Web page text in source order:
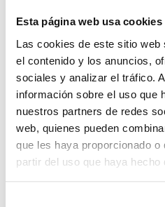
Esta página web usa cookies
Las cookies de este sitio
el contenido y los anuncios,
sociales y analizar el tráfico.
información sobre el uso que
nuestros partners de redes
web, quienes pueden
que les haya proporcionado o
partir del uso que haya